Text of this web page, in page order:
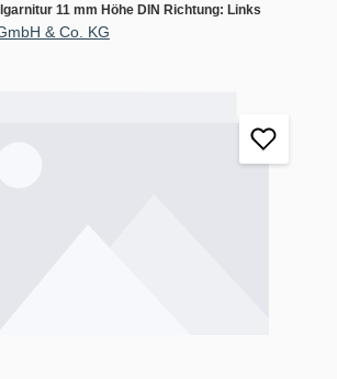
11 mm Höhe DIN Richtung: Links
& Co. KG